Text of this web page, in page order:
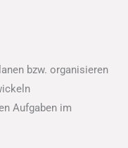
bzw. organisieren
Aufgaben im